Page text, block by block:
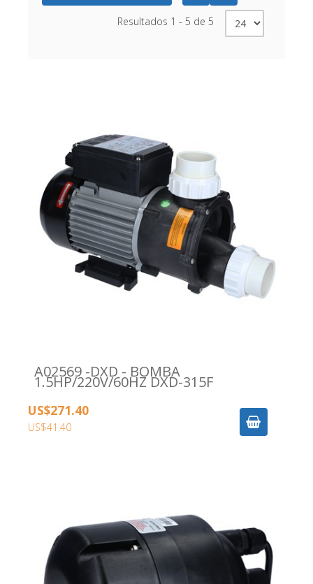
Resultados 1 - 5 de 5
A02569 -DXD - BOMBA
1.5HP/220V/60HZ DXD-315F
US$271.40
US$41.40